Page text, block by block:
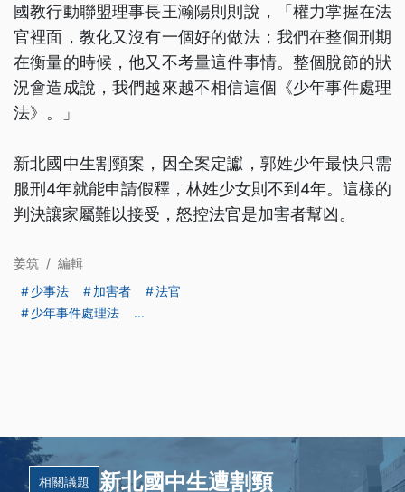
國教行動聯盟理事長王瀚陽則則說，「權力掌握在法
官裡面，教化又沒有一個好的做法；我們在整個刑期
在衡量的時候，他又不考量這件事情。整個脫節的狀
況會造成說，我們越來越不相信這個《少年事件處理
法》。」
新北國中生割頸案，因全案定讞，郭姓少年最快只需
服刑4年就能申請假釋，林姓少女則不到4年。這樣的
判決讓家屬難以接受，怒控法官是加害者幫凶。
姜筑 / 編輯
少事法
加害者
法官
少年事件處理法
...
相關議題 新北國中生遭割頸